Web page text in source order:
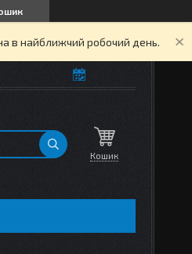
в найближчий робочий день.
Кошик